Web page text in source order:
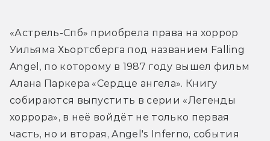
«Астрель-Спб» приобрела права на хоррор
Уильяма Хьортсберга под названием Falling
Angel, по которому в 1987 году вышел фильм
Алана Паркера «Сердце ангела». Книгу
собираются выпустить в серии «Легенды
хоррора», в неё войдёт не только первая
часть, но и вторая, Angel's Inferno, события